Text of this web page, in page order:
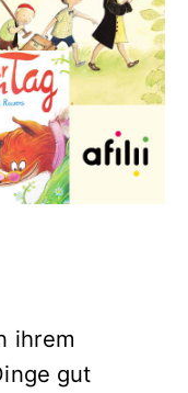
ihrem
gut